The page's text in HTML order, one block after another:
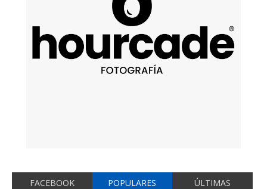
FACEBOOK POPULARES ÚLTIMAS